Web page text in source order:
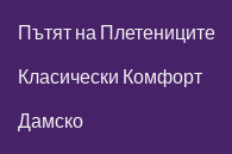
Пътят на Плетениците
Класически Комфорт
Дамско